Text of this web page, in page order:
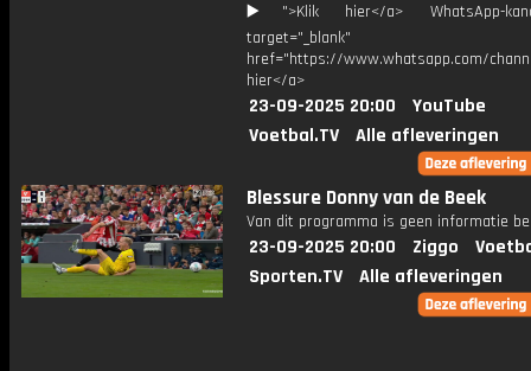
▶️">Klik hier</a> WhatsApp-
target="_blank"
href="https://www.whatsapp.com/
hier</a>
23-09-2025 20:00
YouTube
Voetbal.TV
Alle afleveringen
Blessure Donny van de Beek
Van dit programma is geen informatie
23-09-2025 20:00 Ziggo
Sporten.TV
Alle afleveringen